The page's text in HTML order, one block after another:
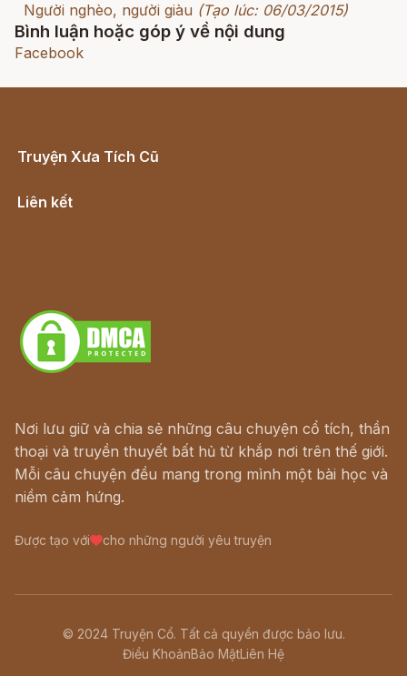
Người nghèo, người giàu (Tạo lúc: 06/03/2015)
Bình luận hoặc góp ý về nội dung
Facebook
Truyện Xưa Tích Cũ
Liên kết
Nơi lưu giữ và chia sẻ những câu chuyện cổ tích, thần
thoại và truyền thuyết bất hủ từ khắp nơi trên thế giới.
Mỗi câu chuyện đều mang trong mình một bài học và
niềm cảm hứng.
Được tạo với cho những người yêu truyện
© 2024 Truyện Cổ. Tất cả quyền được bảo lưu.
Điều KhoảnBảo MậtLiên Hệ